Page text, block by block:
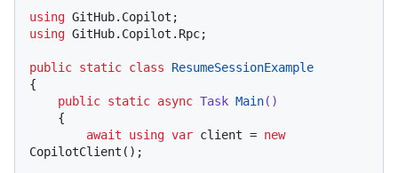
using
using GitHub.Copilot.Rpc;
public static class
ResumeSessionExample
{
public static async Task Main()
await
using var client = new
CopilotClient();